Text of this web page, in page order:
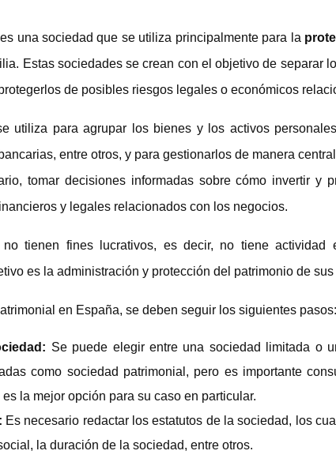
una sociedad que se utiliza principalmente para la
Estas sociedades se crean con el objetivo de separar
de posibles riesgos legales o económicos
utiliza para agrupar los bienes y los activos
entre otros, y para gestionarlos de manera
tomar decisiones informadas sobre cómo invertir y
y legales relacionados con los negocios.
tienen fines lucrativos, es decir, no tiene actividad
es la administración y protección del patrimonio de
en España, se deben seguir los siguientes pasos:
Se puede elegir entre una sociedad limitada o
como sociedad patrimonial, pero es importante
la mejor opción para su caso en particular.
Es necesario redactar los estatutos de la sociedad, los
la duración de la sociedad, entre otros.